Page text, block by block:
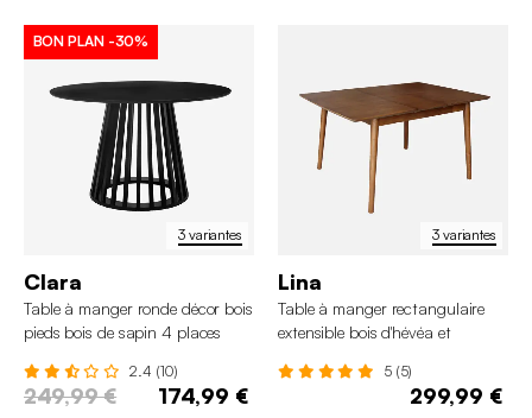
3 variantes
BON PLAN -30%
Clara
Table à manger ronde décor bois
pieds bois de sapin 4 places
2.4 (10)
249,99 € 174,99 €
3 variantes
Lina
Table à manger rectangulaire
extensible bois d'hévéa et
5 (5)
299,99 €